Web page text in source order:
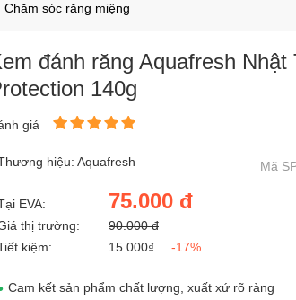
Chăm sóc răng miệng
đánh răng Aquafresh Nhật
140g
giá
hiệu: Aquafresh Mã
EVA: 75.000 đ
thị trường:
90.000 đ
kiệm:
15.000₫ -17%
Cam kết sản phẩm chất lượng, xuất xứ rõ ràng